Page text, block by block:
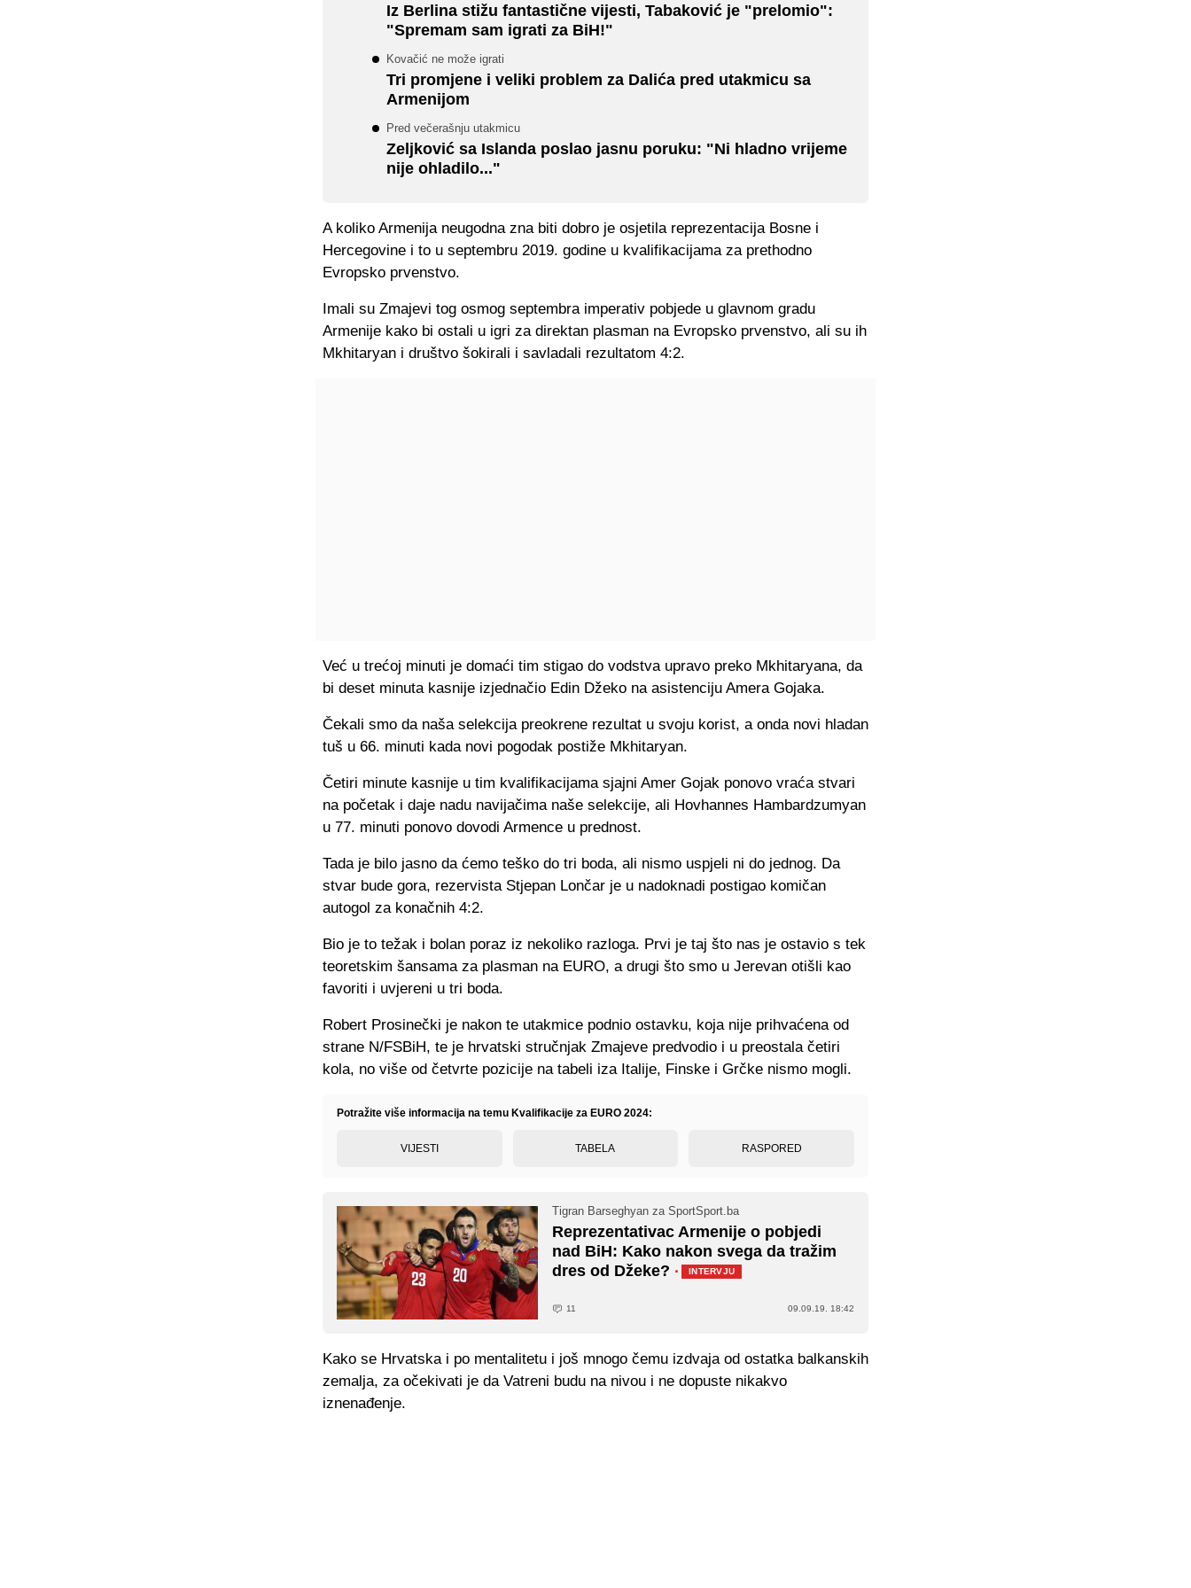
Iz Berlina stižu fantastične vijesti, Tabaković je "prelomio":
"Spremam sam igrati za BiH!"
Kovačić ne može igrati
Tri promjene i veliki problem za Dalića pred utakmicu sa
Armenijom
Pred večerašnju utakmicu
Zeljković sa Islanda poslao jasnu poruku: "Ni hladno vrijeme
nije ohladilo..."
A koliko Armenija neugodna zna biti dobro je osjetila reprezentacija Bosne i
Hercegovine i to u septembru 2019. godine u kvalifikacijama za prethodno
Evropsko prvenstvo.
Imali su Zmajevi tog osmog septembra imperativ pobjede u glavnom gradu
Armenije kako bi ostali u igri za direktan plasman na Evropsko prvenstvo, ali su ih
Mkhitaryan i društvo šokirali i savladali rezultatom 4:2.
Već u trećoj minuti je domaći tim stigao do vodstva upravo preko Mkhitaryana, da
bi deset minuta kasnije izjednačio Edin Džeko na asistenciju Amera Gojaka.
Čekali smo da naša selekcija preokrene rezultat u svoju korist, a onda novi hladan
tuš u 66. minuti kada novi pogodak postiže Mkhitaryan.
Četiri minute kasnije u tim kvalifikacijama sjajni Amer Gojak ponovo vraća stvari
na početak i daje nadu navijačima naše selekcije, ali Hovhannes Hambardzumyan
u 77. minuti ponovo dovodi Armence u prednost.
Tada je bilo jasno da ćemo teško do tri boda, ali nismo uspjeli ni do jednog. Da
stvar bude gora, rezervista Stjepan Lončar je u nadoknadi postigao komičan
autogol za konačnih 4:2.
Bio je to težak i bolan poraz iz nekoliko razloga. Prvi je taj što nas je ostavio s tek
teoretskim šansama za plasman na EURO, a drugi što smo u Jerevan otišli kao
favoriti i uvjereni u tri boda.
Robert Prosinečki je nakon te utakmice podnio ostavku, koja nije prihvaćena od
strane N/FSBiH, te je hrvatski stručnjak Zmajeve predvodio i u preostala četiri
kola, no više od četvrte pozicije na tabeli iza Italije, Finske i Grčke nismo mogli.
Potražite više informacija na temu Kvalifikacije za EURO 2024:
VIJESTI TABELA RASPORED
Tigran Barseghyan za SportSport.ba
Reprezentativac Armenije o pobjedi
nad BiH: Kako nakon svega da tražim
dres od Džeke? · INTERVJU
11 09.09.19. 18:42
Kako se Hrvatska i po mentalitetu i još mnogo čemu izdvaja od ostatka balkanskih
zemalja, za očekivati je da Vatreni budu na nivou i ne dopuste nikakvo
iznenađenje.